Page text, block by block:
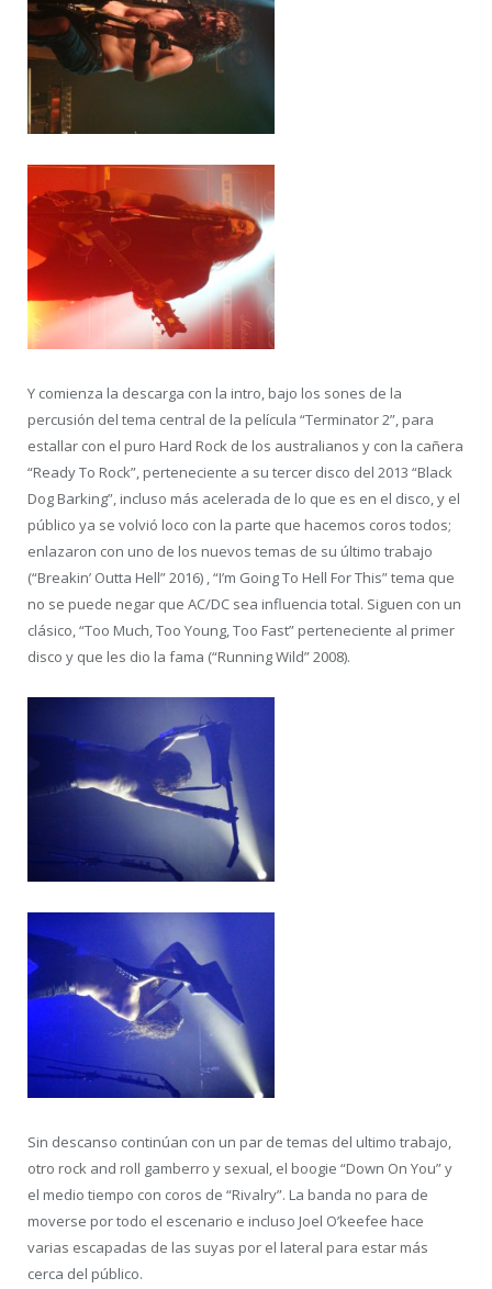
Y comienza la descarga con la intro, bajo los sones de la
percusión del tema central de la película “Terminator 2”, para
estallar con el puro Hard Rock de los australianos y con la cañera
“Ready To Rock”, perteneciente a su tercer disco del 2013 “Black
Dog Barking”, incluso más acelerada de lo que es en el disco, y el
público ya se volvió loco con la parte que hacemos coros todos;
enlazaron con uno de los nuevos temas de su último trabajo
(“Breakin’ Outta Hell” 2016) , “I’m Going To Hell For This” tema que
no se puede negar que AC/DC sea influencia total. Siguen con un
clásico, “Too Much, Too Young, Too Fast” perteneciente al primer
disco y que les dio la fama (“Running Wild” 2008).
Sin descanso continúan con un par de temas del ultimo trabajo,
otro rock and roll gamberro y sexual, el boogie “Down On You” y
el medio tiempo con coros de “Rivalry”. La banda no para de
moverse por todo el escenario e incluso Joel O’keefee hace
varias escapadas de las suyas por el lateral para estar más
cerca del público.